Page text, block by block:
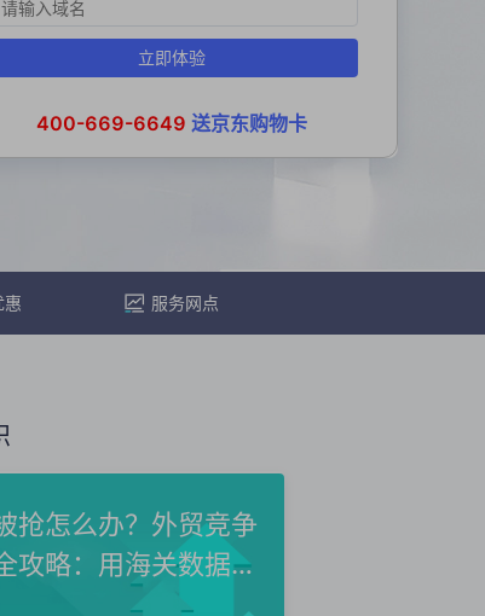
立即体验
400-669-6649 送京东购物卡
惠 服务网点
抢怎么办？外贸竞争
攻略：用海关数据洞